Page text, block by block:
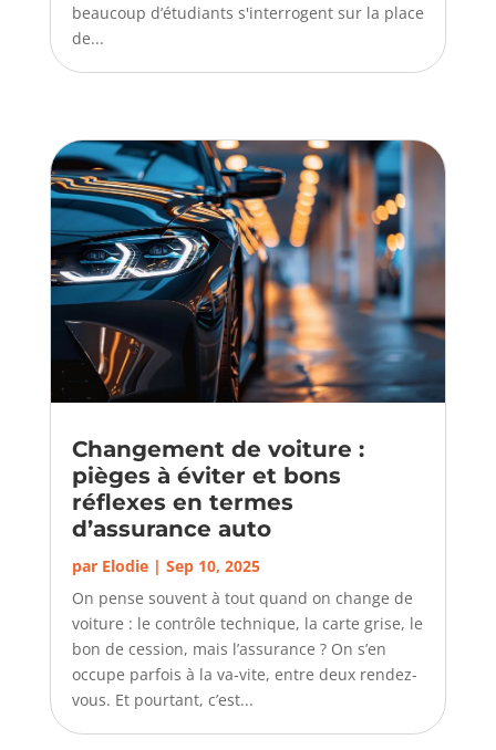
beaucoup d’étudiants s'interrogent sur la place
de...
Changement de voiture :
pièges à éviter et bons
réflexes en termes
d’assurance auto
par Elodie| Sep 10, 2025
On pense souvent à tout quand on change de
voiture : le contrôle technique, la carte grise, le
bon de cession, mais l’assurance ? On s’en
occupe parfois à la va-vite, entre deux rendez-
vous. Et pourtant, c’est...